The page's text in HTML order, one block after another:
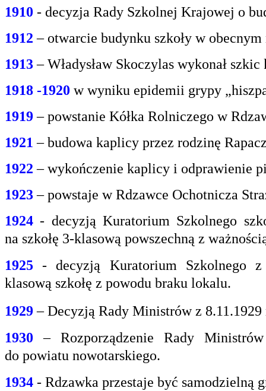
1910 - decyzja Rady Szkolnej Krajowej o
1912 – otwarcie budynku szkoły w
1913– Władysław Skoczylas wykonał
1918 -1920 w wyniku epidemii grypy
1919– powstanie Kółka Rolniczego w
1921 – budowa kaplicy przez rodzinę
1922 – wykończenie kaplicy i odprawienie
1923– powstaje w Rdzawce Ochotnicza
1924 - decyzją Kuratorium Szkolnego
na szkołę 3-klasową powszechną z
1925 - decyzją Kuratorium Szkolnego
klasową szkołę z powodu braku lokalu.
1929– Decyzją Rady Ministrów z
1930 – Rozporządzenie Rady
do powiatu nowotarskiego.
1934 - Rdzawka przestaje być samodzielną